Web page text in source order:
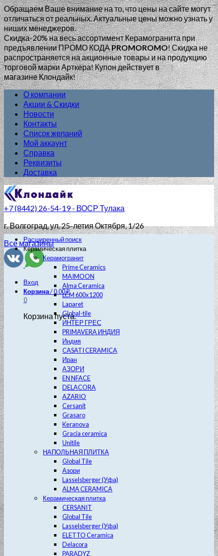
Обращаем Ваше внимание на то, что цены на сайте могут
отличаться от реальных. Актуальные цены можно узнать у
ниших менеджеров.
Скидка-20% на весь ассортимент Керамогранита при
предъявлении ПРОМО КОДАPROMOROMO!Скидка не
распространяется на акционные товары и на продукцию
торговой марки Арткера! Купон действует в
магазине Клондайк!
О компании
Акции & Скидки
Новости
Контакты
Список желаний
Мой аккаунт
Справка
Реквизиты
Доставка
+7 (8442) 26-54-19 - ВОСР Тулака
г. Волгоград, ул. 25-летия Октября, 1/26
Все магазины
Вход
Корзина/0.00₽
0
Корзина пуста.
Расширенный поиск
Керамическая плитка
Керамогранит
Prime Ceramics
MAIMOON
Alma Ceramica
LCM 600х1200
Laparet
Global-tile
ИНТЕР ГРЕС
PRIMAVERA ИНДИЯ
Индия
CASATI CERAMICA
Иран
АЗОРИ
EN NFACE
DELACORA
AZARIO
Cersanit
Grasaro
Keranova
Gracia ceramica
Unitile
НАПОЛЬНАЯ ПЛИТКА
Global Tile
Азори
Lasselsberger (Уфа)
ALMA CERAMICA
Керамическая плитка
CERSANIT
Global Tile
Lasselsberger (Уфа)
ELETTO Ceramica
Delacora
PARADYZ